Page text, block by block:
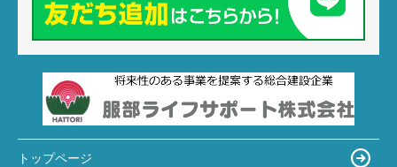
トップページ